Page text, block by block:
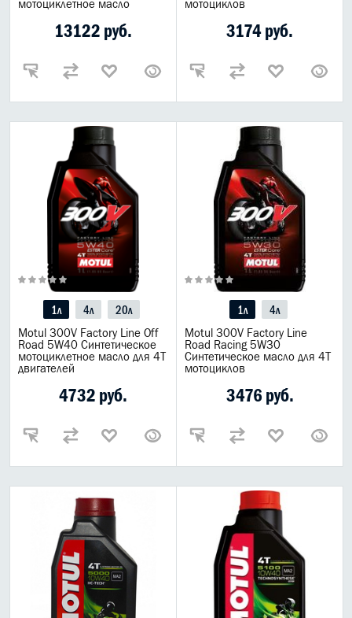
мотоциклетное масло
13122 руб.
мотоциклов
3174 руб.
1л 4л
20л
Motul 300V Factory Line Off
Road 5W40 Синтетическое
мотоциклетное масло для 4Т
двигателей
4732 руб.
1л
4л
Motul 300V Factory Line
Road Racing 5W30
Синтетическое масло для 4Т
мотоциклов
3476 руб.